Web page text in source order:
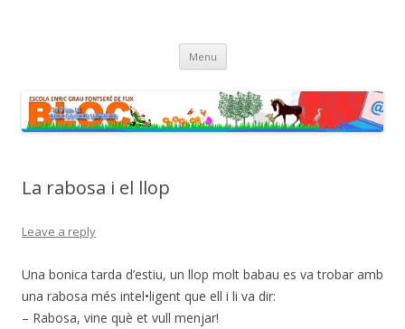
de Flix
Menu Skip
content
La rabosa i el llop
Leave a reply
Una bonica tarda d’estiu, un llop molt babau es va trobar amb
una rabosa més intel•ligent que ell i li va dir:
– Rabosa, vine què et vull menjar!